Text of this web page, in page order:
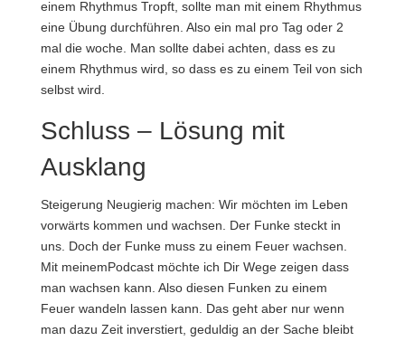
einem Rhythmus Tropft, sollte man mit einem Rhythmus
eine Übung durchführen. Also ein mal pro Tag oder 2
mal die woche. Man sollte dabei achten, dass es zu
einem Rhythmus wird, so dass es zu einem Teil von sich
selbst wird.
Schluss – Lösung mit
Ausklang
Steigerung Neugierig machen: Wir möchten im Leben
vorwärts kommen und wachsen. Der Funke steckt in
uns. Doch der Funke muss zu einem Feuer wachsen.
Mit meinemPodcast möchte ich Dir Wege zeigen dass
man wachsen kann. Also diesen Funken zu einem
Feuer wandeln lassen kann. Das geht aber nur wenn
man dazu Zeit inverstiert, geduldig an der Sache bleibt